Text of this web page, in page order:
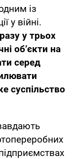
із
у війні.
у трьох
об’єкти на
серед
суспільство